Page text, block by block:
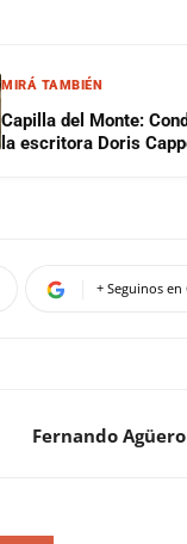
MIRÁ TAMBIÉN
Capilla del Monte:
la escritora Doris
+ Seguinos en
Fernando Agüero